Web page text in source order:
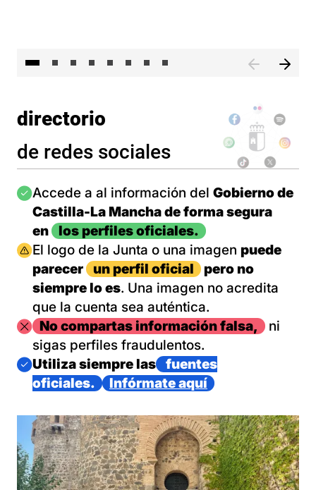
directorio
de redes sociales
Imagen
Accede a al información del Gobierno de
Castilla-La Mancha de forma segura
en
los perfiles oficiales.
Imagen
El logo de la Junta o una imagen puede
parecer
un perfil oficial
pero no
siempre lo es. Una imagen no acredita
que la cuenta sea auténtica.
ImagenNo compartas información falsa,
ni
sigas perfiles fraudulentos.
Imagen
Utiliza siempre las
fuentes
oficiales.
Infórmate aquí